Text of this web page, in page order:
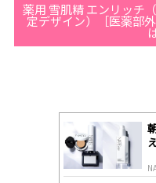
薬用 雪肌精 エンリッチ
定デザイン）［医薬部